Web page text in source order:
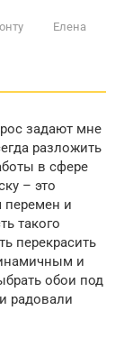
Елена
задают мне
разложить
в сфере
– это
и
такого
перекрасить
и
обои под
радовали